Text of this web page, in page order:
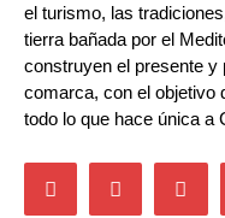
el turismo, las
tierra bañada por el
construyen el presente y
comarca, con el objetivo
todo lo que hace única a